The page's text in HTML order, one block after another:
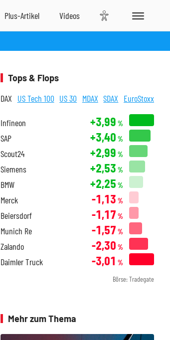
Tops & Flops
DAX US Tech 100 US 30 MDAX SDAX EuroStoxx
Infineon +3,99 %
SAP +3,40 %
Scout24 +2,99 %
Siemens +2,53 %
BMW +2,25 %
Merck -1,13 %
Beiersdorf -1,17 %
Munich Re -1,57 %
Zalando -2,30 %
Daimler Truck -3,01 %
Börse: Tradegate
Mehr zum Thema